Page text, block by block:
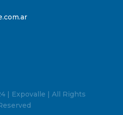
| Expovalle | All Rights